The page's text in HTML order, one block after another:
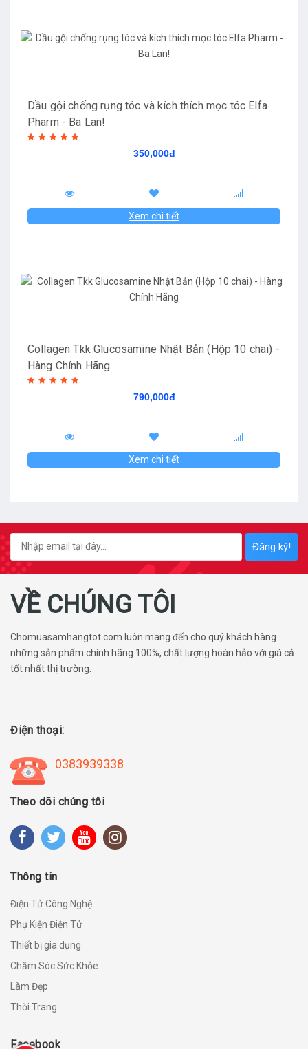
Dầu gội chống rụng tóc và kích thích mọc tóc Elfa
Pharm - Ba Lan!
350,000đ
Xem chi tiết
Collagen Tkk Glucosamine Nhật Bản (Hộp 10 chai) -
Hàng Chính Hãng
790,000đ
Xem chi tiết
Đăng ký!
VỀ CHÚNG TÔI
Chomuasamhangtot.com luôn mang đến cho quý khách hàng
những sản phẩm chính hãng 100%, chất lượng hoàn hảo với giá cả
tốt nhất thị trường.
Điện thoại:
0383939338
Theo dõi chúng tôi
Thông tin
Điện Tử Công Nghệ
Phụ Kiện Điện Tử
Thiết bị gia dụng
Chăm Sóc Sức Khỏe
Làm Đẹp
Thời Trang
Facebook